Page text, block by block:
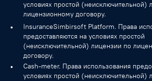
условиях простой (неисключительной)
лицензионному договору.
InsuranceSimbirsoft Platform. Права
предоставляются на условиях простой
(неисключительной) лицензии по
договору.
Cash-meter. Права использования
условиях простой (неисключительной)